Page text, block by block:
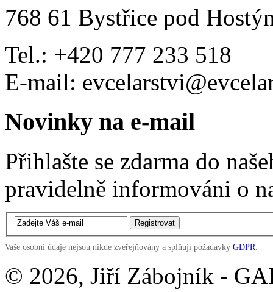
768 61 Bystřice pod
Tel.: +420 777 233 518
E-mail:
Novinky na e-mail
Přihlašte se zdarma do
pravidelně informováni o
Vaše osobní údaje nejsou nikde zveřejňovány a splňují požadavky GDPR.
© 2026, Jiří Zábojník -